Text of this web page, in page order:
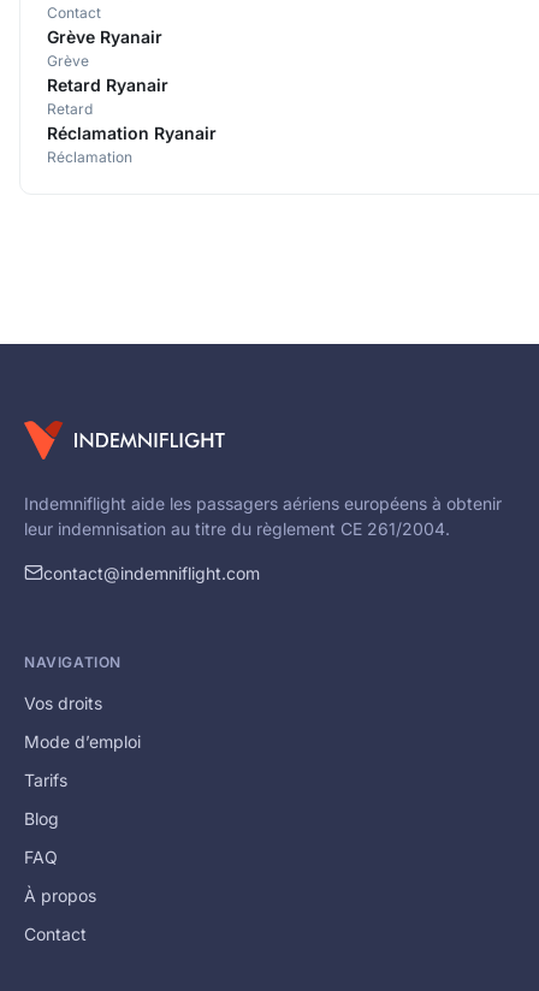
Contact
Grève Ryanair
Grève
Retard Ryanair
Retard
Réclamation Ryanair
Réclamation
Indemniflight aide les passagers aériens européens à obtenir
leur indemnisation au titre du règlement CE 261/2004.
contact@indemniflight.com
NAVIGATION
Vos droits
Mode d’emploi
Tarifs
Blog
FAQ
À propos
Contact